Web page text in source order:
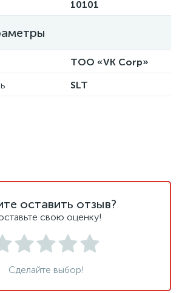
10101
ТОО «VK Corp»
SLT
оставить отзыв?
свою оценку!
Сделайте выбор!